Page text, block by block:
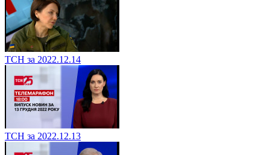
ТСН за 2022.12.14
ТСН за 2022.12.13